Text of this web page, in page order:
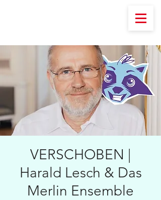
VERSCHOBEN |
Harald Lesch & Das
Merlin Ensemble